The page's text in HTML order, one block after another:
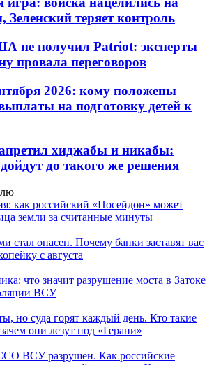
теряет контроль
не получил Patriot: эксперты
провала переговоров
2026: кому положены
на подготовку детей к
хиджабы и никабы:
до такого же решения
как российский «Посейдон» может
земли за считанные минуты
стал опасен. Почему банки заставят вас
с августа
что значит разрушение моста в Затоке
ВСУ
но суда горят каждый день. Кто такие
они лезут под «Герани»
ВСУ разрушен. Как российские